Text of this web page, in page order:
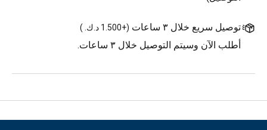
توصيل سريع خلال ٣ ساعات (+1.500 د.ك. )
أطلب الآن وسيتم التوصيل خلال ٣ ساعات.